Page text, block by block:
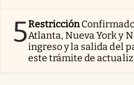
5Restricción
Atlanta, Nueva York y
ingreso y la salida del
este trámite de